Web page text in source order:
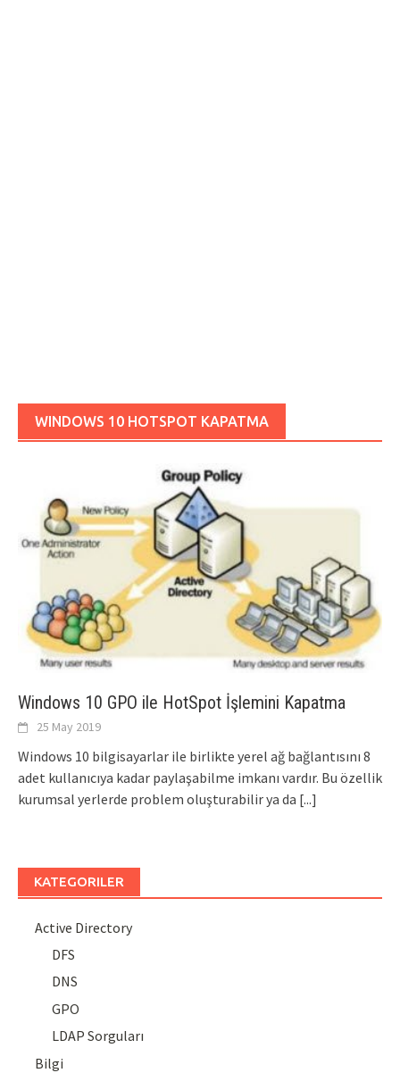
WINDOWS 10 HOTSPOT KAPATMA
Windows 10 GPO ile HotSpot İşlemini Kapatma
25 May 2019
Windows 10 bilgisayarlar ile birlikte yerel ağ bağlantısını 8
adet kullanıcıya kadar paylaşabilme imkanı vardır. Bu özellik
kurumsal yerlerde problem oluşturabilir ya da [...]
KATEGORILER
Active Directory
DFS
DNS
GPO
LDAP Sorguları
Bilgi